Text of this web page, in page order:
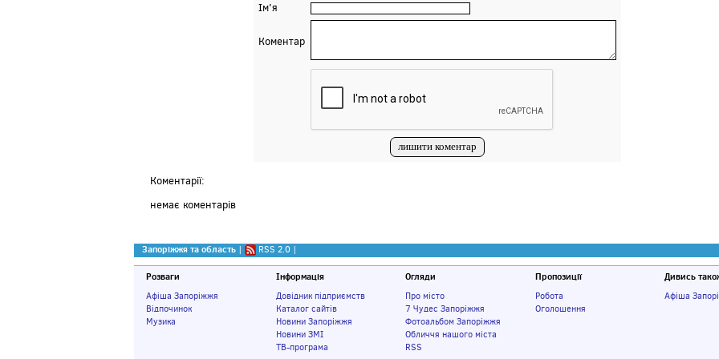
Ім'я
Коментар
Коментарії:
немає коментарів
Запоріжжя та область | RSS 2.0 |
Розваги
Афіша Запоріжжя
Відпочинок
Музика
Інформація
Довідник підприємств
Каталог сайтів
Новини Запоріжжя
Новини ЗМІ
ТВ-програма
Огляди
Про місто
7 Чудес Запоріжжя
Фотоальбом Запоріжжя
Обличчя нашого міста
RSS
Пропозиції
Робота
Оголошення
Дивись
Афіша